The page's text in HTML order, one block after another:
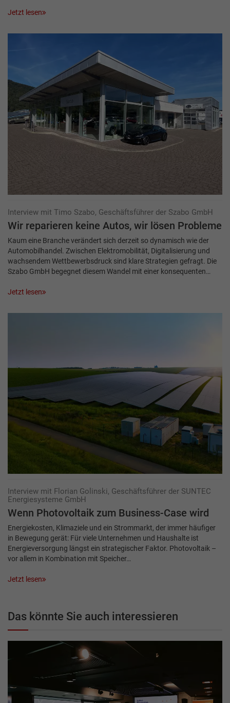
Jetzt lesen
Interview mit Timo Szabo, Geschäftsführer der Szabo GmbH
Wir reparieren keine Autos, wir lösen Probleme
Kaum eine Branche verändert sich derzeit so dynamisch wie der
Automobilhandel. Zwischen Elektromobilität, Digitalisierung und
wachsendem Wettbewerbsdruck sind klare Strategien gefragt. Die
Szabo GmbH begegnet diesem Wandel mit einer konsequenten…
Jetzt lesen
Interview mit Florian Golinski, Geschäftsführer der SUNTEC
Energiesysteme GmbH
Wenn Photovoltaik zum Business-Case wird
Energiekosten, Klimaziele und ein Strommarkt, der immer häufiger
in Bewegung gerät: Für viele Unternehmen und Haushalte ist
Energieversorgung längst ein strategischer Faktor. Photovoltaik –
vor allem in Kombination mit Speicher…
Jetzt lesen
Das könnte Sie auch interessieren